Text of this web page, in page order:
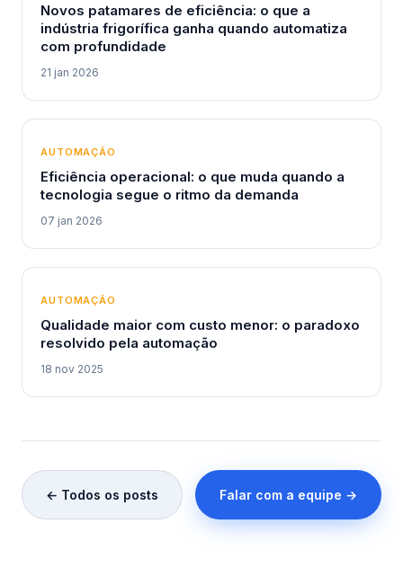
Novos patamares de eficiência: o que a
indústria frigorífica ganha quando automatiza
com profundidade
21 jan 2026
AUTOMAÇÃO
Eficiência operacional: o que muda quando a
tecnologia segue o ritmo da demanda
07 jan 2026
AUTOMAÇÃO
Qualidade maior com custo menor: o paradoxo
resolvido pela automação
18 nov 2025
← Todos os posts Falar com a equipe →